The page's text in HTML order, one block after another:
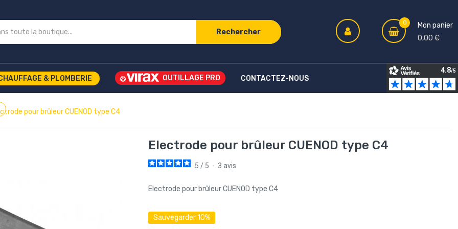
Rechercher
0
Mon panier
0,00 €
& PLOMBERIE CONTACTEZ-NOUS
pour brûleur CUENOD type C4
Electrode pour brûleur CUENOD type C4
5 / 5 - 3 avis
Electrode pour brûleur CUENOD type C4
Sauvegarder 10%